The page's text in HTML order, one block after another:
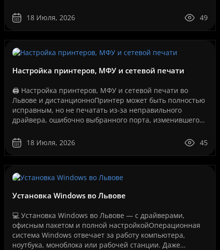
18 Июля, 2026
49
Настройка принтеров, МФУ и сетевой печати
🖨️ Настройка принтеров, МФУ и сетевой печати во
Львове и дистанционноПринтер может быть полностью
исправным, но не печатать из-за неправильного
драйвера, ошибочно выбранного порта, изменившегося
соединение..
18 Июля, 2026 45
Установка Windows во Львове
💻 Установка Windows во Львове — с драйверами,
офисным пакетом и полной настройкойОперационная
система Windows отвечает за работу компьютера,
ноутбука, моноблока или рабочей станции. Даже